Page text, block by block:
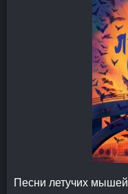
Песни летучих мышей